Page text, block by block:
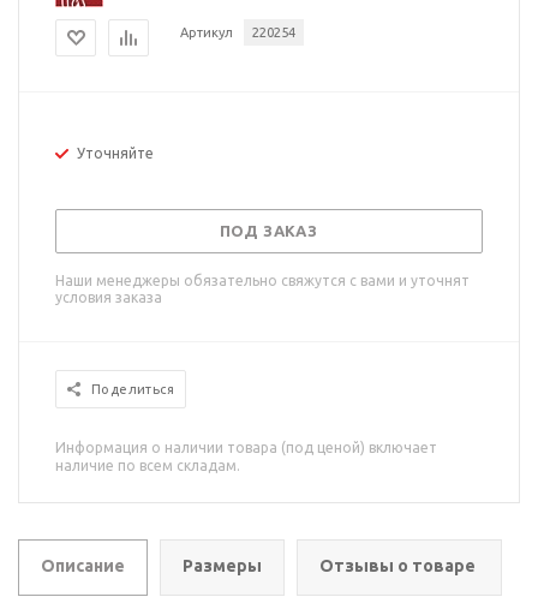
Артикул 220254
Уточняйте
ПОД ЗАКАЗ
Наши менеджеры обязательно свяжутся с вами и уточнят
условия заказа
Поделиться
Информация о наличии товара (под ценой) включает
наличие по всем складам.
Описание Размеры Отзывы о товаре